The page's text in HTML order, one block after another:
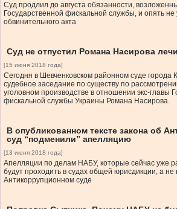
Суд продлил до августа обязанности,
Государственной фискальной службы, и опять
обвинительного акта
Суд не отпустил Романа Насирова
[15 июня 2018 года]
Сегодня в Шевченковском районном суде города
судебное заседание по существу по
уголовном производстве в отношении экс-главы
фискальной службы Украины Романа Насирова.
В опубликованном тексте закона об
суд “подменили” апелляцию
[13 июня 2018 года]
Апелляции по делам НАБУ, которые сейчас уже
будут проходить в судах общей юрисдикции, а не
Антикоррупционном суде